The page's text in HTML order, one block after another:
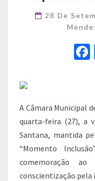
28 De
A Câmara Municipal
quarta-feira (27), a
Santana, mantida
“Momento
comemoração ao
conscientização pela